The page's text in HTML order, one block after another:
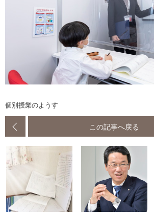
個別授業のようす
この記事へ戻る